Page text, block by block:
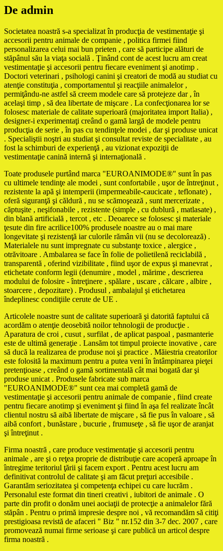
De admin
Societatea noastră s-a specializat în producţia de vestimentaţie şi
accesorii pentru animale de companie , politica firmei fiind
personalizarea celui mai bun prieten , care să participe alături de
stăpânul său la viaţa socială . Ţinând cont de acest lucru am creat
vestimentaţie şi accesorii pentru fiecare eveniment şi anotimp .
Doctori veterinari , psihologi canini şi creatori de modă au studiat cu
atenţie constituţia , comportamentul şi reacţiile animalelor ,
permiţându-ne astfel să creem modele care să protejeze dar , în
acelaşi timp , să dea libertate de mişcare . La confecţionarea lor se
folosesc materiale de calitate superioară (majoritatea import Italia) ,
designer-i experimentaţi creând o gamă largă de modele pentru
producţia de serie , în pas cu tendinţele modei , dar şi produse unicat
. Specialiştii noştri au studiat şi consultat reviste de specialitate , au
fost la schimburi de experienţă , au vizionat expoziţii de
vestimentaţie canină internă şi internaţională .
Toate produsele purtând marca "EUROANIMODE®" sunt în pas
cu ultimele tendinţe ale modei , sunt confortabile , uşor de întreţinut ,
rezistente la apă şi intemperii (impermeabile-caucicate , teflonate) ,
oferă siguranţă şi căldură , nu se scămoşează , sunt mercerizate ,
căptuşite , neşifonabile , rezistente (simple , cu dublură , matlasate) ,
din blană artificială , tercot , etc . Deoarece se folosesc şi materiale
ţesute din fire acrilice100% produsele noastre au o mai mare
longevitate şi rezistenţă iar culorile rămân vii (nu se decolorează) .
Materialele nu sunt impregnate cu substanţe toxice , alergice ,
otrăvitoare . Ambalarea se face în folie de polietilenă reciclabilă ,
transparentă , oferind vizibilitate , fiind uşor de expus şi manevrat ,
etichetate conform legii (denumire , model , mărime , descrierea
modului de folosire - întreţinere , spălare , uscare , călcare , albire ,
stoarcere , depozitare) . Produsul , ambalajul şi etichetarea
îndeplinesc condiţiile cerute de UE .
Articolele noastre sunt de calitate superioară şi datorită faptului că
acordăm o atenţie deosebită noilor tehnologii de producţie .
Aparatura de croi , cusut , surfilat , de aplicat paspoal , pasmanterie
este de ultimă generaţie . Lansăm tot timpul proiecte inovative , care
să ducă la realizarea de produse noi şi practice . Măiestria creatorilor
este folosită la maximum pentru a putea veni în întâmpinarea pieţei
pretenţioase , creând o gamă sortimentală cât mai bogată dar şi
produse unicat . Produsele fabricate sub marca
"EUROANIMODE®" sunt cea mai completă gamă de
vestimentaţie şi accesorii pentru animale de companie , fiind create
pentru fiecare anotimp şi eveniment şi fiind în aşa fel realizate încât
clientul nostru să aibă libertate de mişcare , să fie pus în valoare , să
aibă confort , bunăstare , bucurie , frumuseţe , să fie uşor de aranjat
şi întreţinut .
Firma noastră , care produce vestimentaţie şi accesorii pentru
animale , are şi o reţea proprie de distribuţie care acoperă aproape în
întregime teritoriul ţării şi facem export . Pentru acest lucru am
definitivat controlul de calitate şi am făcut preţuri accesibile .
Garantăm seriozitatea şi competenţa echipei cu care lucrăm .
Personalul este format din tineri creativi , iubitori de animale . O
parte din profit o donăm unei aociaţii de protecţie a animalelor fără
stăpân . Pentru o primă impresie despre noi , vă recomandăm să citiţi
prestigioasa revistă de afaceri " Biz " nr.152 din 3-7 dec. 2007 , care
promovează numai firme serioase şi care publică un articol despre
firma noastră .